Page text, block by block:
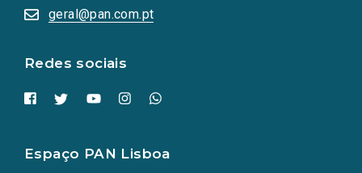
geral@pan.com.pt
Redes sociais
numa
nova
Espaço PAN Lisboa